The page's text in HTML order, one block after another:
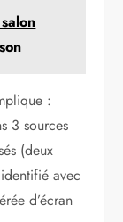
:
3 sources
(deux
avec
d’écran